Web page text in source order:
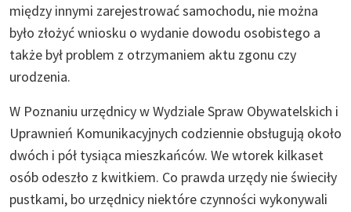
między innymi zarejestrować samochodu, nie można
było złożyć wniosku o wydanie dowodu osobistego a
także był problem z otrzymaniem aktu zgonu czy
urodzenia.
W Poznaniu urzędnicy w Wydziale Spraw Obywatelskich i
Uprawnień Komunikacyjnych codziennie obsługują około
dwóch i pół tysiąca mieszkańców. We wtorek kilkaset
osób odeszło z kwitkiem. Co prawda urzędy nie świeciły
pustkami, bo urzędnicy niektóre czynności wykonywali